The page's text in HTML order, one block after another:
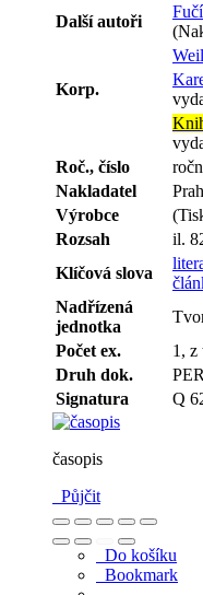
Další autoři
Korp.
Roč., číslo
Nakladatel
Výrobce
Rozsah
il.
Klíčová slova
Nadřízená
jednotka
Počet ex.
1, z
Druh dok.
Signatura
Q
časopis
Půjčit
Do košíku
Bookmark